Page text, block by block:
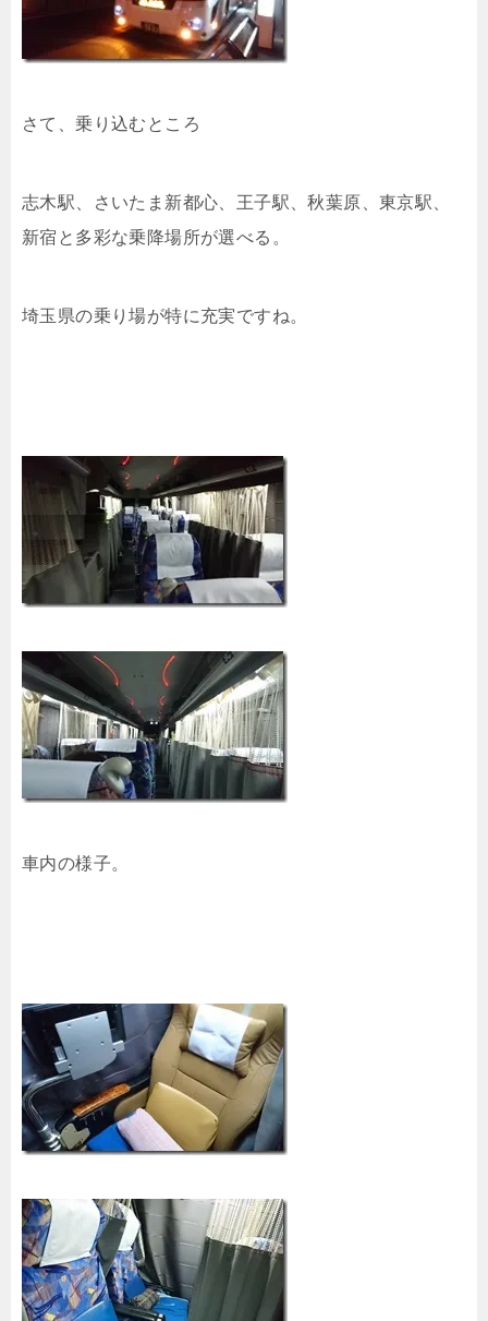
さて、乗り込むところ
志木駅、さいたま新都心、王子駅、秋葉原、東京駅、
新宿と多彩な乗降場所が選べる。
埼玉県の乗り場が特に充実ですね。
車内の様子。